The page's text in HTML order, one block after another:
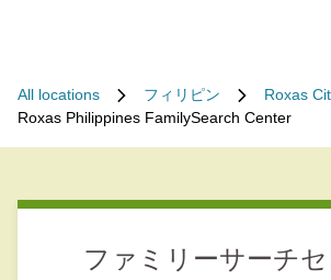
All locations フィリピン
Roxas
Roxas Philippines FamilySearch Center
ファミリーサーチ